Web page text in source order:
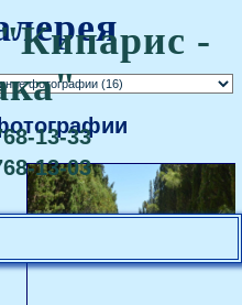
-
13-33
13-03